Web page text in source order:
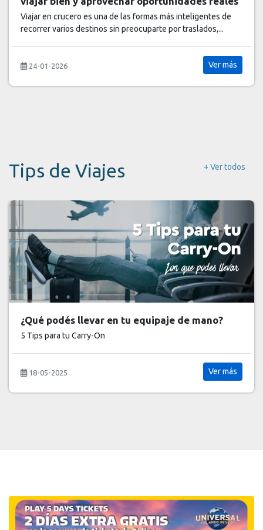
así cambiará viajar a Europa desde 2025
Tips de Viajes + Ver todos
¿Listo para viajar?
Revisá la letra chica antes
18-05-2025 Ver más